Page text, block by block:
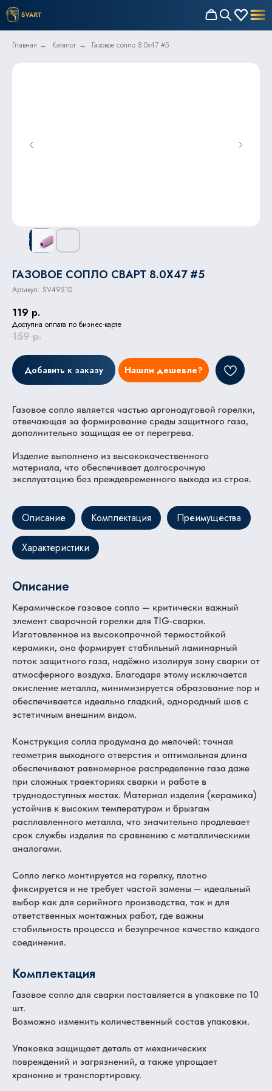
Главная → Каталог → Газовое сопло 8.0x47 #5
ГАЗОВОЕ СОПЛО СВАРТ 8.0X47 #5
Артикул: SV49S10
119 р.
Доступна оплата по бизнес-карте
159 р.
Добавить к заказу Нашли дешевле?
Газовое сопло является частью аргонодуговой горелки,
отвечающая за формирование среды защитного газа,
дополнительно защищая ее от перегрева.
Изделие выполнено из высококачественного
материала, что обеспечивает долгосрочную
эксплуатацию без преждевременного выхода из строя.
Описание Комплектация Преимущества
Характеристики
Описание
Керамическое газовое сопло — критически важный
элемент сварочной горелки для TIG‑сварки.
Изготовленное из высокопрочной термостойкой
керамики, оно формирует стабильный ламинарный
поток защитного газа, надёжно изолируя зону сварки от
атмосферного воздуха. Благодаря этому исключается
окисление металла, минимизируется образование пор и
обеспечивается идеально гладкий, однородный шов с
эстетичным внешним видом.
Конструкция сопла продумана до мелочей: точная
геометрия выходного отверстия и оптимальная длина
обеспечивают равномерное распределение газа даже
при сложных траекториях сварки и работе в
труднодоступных местах. Материал изделия (керамика)
устойчив к высоким температурам и брызгам
расплавленного металла, что значительно продлевает
срок службы изделия по сравнению с металлическими
аналогами.
Сопло легко монтируется на горелку, плотно
фиксируется и не требует частой замены — идеальный
выбор как для серийного производства, так и для
ответственных монтажных работ, где важны
стабильность процесса и безупречное качество каждого
соединения.
Комплектация
Газовое сопло для сварки поставляется в упаковке по 10
шт.
Возможно изменить количественный состав упаковки.
Упаковка защищает деталь от механических
повреждений и загрязнений, а также упрощает
хранение и транспортировку.